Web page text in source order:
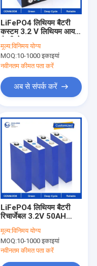
LiFePO4 लिथियम बैटरी
कस्टम 3.2 V लिथियम आयन
बैटरी सेल 50AH 105AH
230AH 280AH सौर ऊर्जा
भंडारण प्रणाली पैक के लिए
मूल्य:विनिमय योग्य
MOQ:10-1000 इकाइयां
नवीनतम कीमत पता करें
अब से संपर्क करें
LiFePO4 लिथियम बैटरी
रिचार्जेबल 3.2V 50AH
100AH 280AH OEM
ODM लिथियम आयन बैटरी
Lifepo4 प्रिज्माटिक बैटरी
सेल
मूल्य:विनिमय योग्य
MOQ:10-1000 इकाइयां
नवीनतम कीमत पता करें